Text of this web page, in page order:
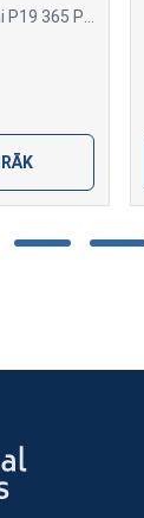
Rāmīši fotokeramikai P19 365 P19 365